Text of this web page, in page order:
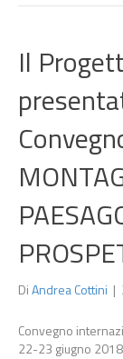
Il
DiAndrea Cottini |
Convegno
22-23 giugno 2018